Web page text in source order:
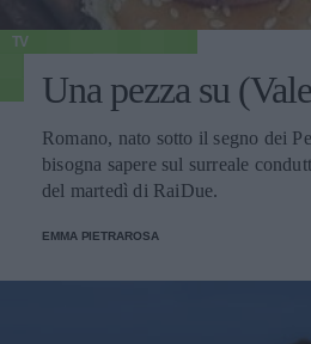
TV
Una pezza su
Romano, nato sotto il segno dei
bisogna sapere sul surreale
del martedì di RaiDue.
EMMA PIETRAROSA